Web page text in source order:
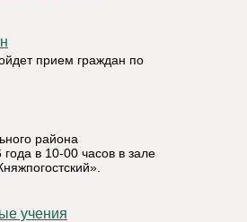
прием граждан по
района
в 10-00 часов в зале
учения